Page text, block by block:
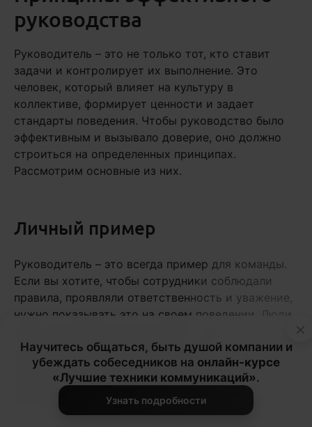
руководства
Руководитель – это не только тот, кто ставит
задачи и контролирует их выполнение. Это
человек, который влияет на культуру в
коллективе, формирует ценности и задает
стандарты поведения. Чтобы руководство было
эффективным и вызывало доверие, оно должно
строиться на определенных принципах.
Рассмотрим основные из них.
Личный пример
Руководитель – это всегда пример для команды.
Если вы хотите, чтобы сотрудники соблюдали
правила, проявляли ответственность и уважение,
нужно показывать это на своем поведении. Люди
ситуациях, как принимаете решения, насколько
честны и справедливы. Когда руководитель сам
соблюдает этические нормы, это задает тон всей
×
Научитесь общаться, быть душой компании и
убеждать собеседников на онлайн-курсе
«Лучшие техники коммуникаций».
Узнать подробности